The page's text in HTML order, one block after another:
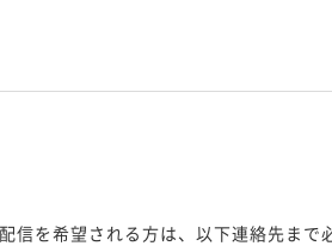
信を希望される方は、以下連絡先ま